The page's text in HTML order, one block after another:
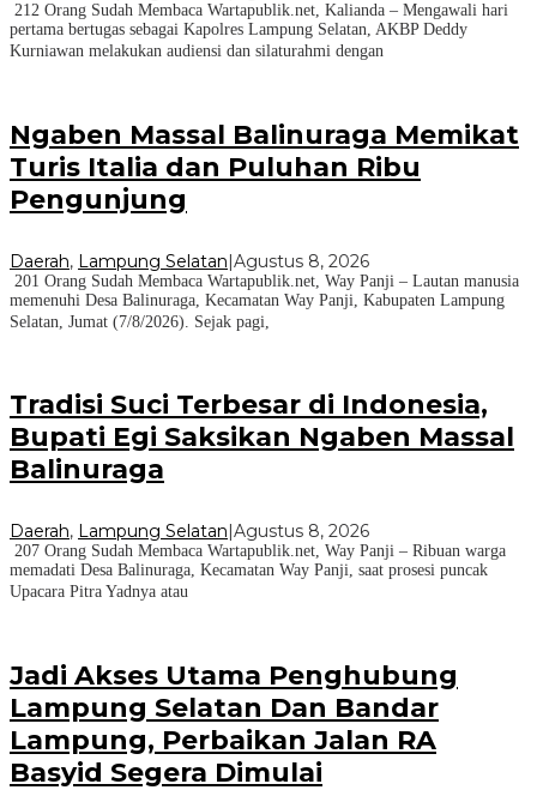
212 Orang Sudah Membaca Wartapublik.net, Kalianda – Mengawali hari
pertama bertugas sebagai Kapolres Lampung Selatan, AKBP Deddy
Kurniawan melakukan audiensi dan silaturahmi dengan
Ngaben Massal Balinuraga Memikat
Turis Italia dan Puluhan Ribu
Pengunjung
Daerah, Lampung Selatan|Agustus 8, 2026
201 Orang Sudah Membaca Wartapublik.net, Way Panji – Lautan manusia
memenuhi Desa Balinuraga, Kecamatan Way Panji, Kabupaten Lampung
Selatan, Jumat (7/8/2026). Sejak pagi,
Tradisi Suci Terbesar di Indonesia,
Bupati Egi Saksikan Ngaben Massal
Balinuraga
Daerah, Lampung Selatan Agustus 8, 2026
207 Orang Sudah Membaca Wartapublik.net, Way Panji – Ribuan warga
memadati Desa Balinuraga, Kecamatan Way Panji, saat prosesi puncak
Upacara Pitra Yadnya atau
Jadi Akses Utama Penghubung
Lampung Selatan Dan Bandar
Lampung, Perbaikan Jalan RA
Basyid Segera Dimulai